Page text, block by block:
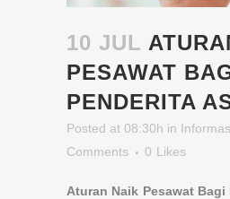
10 JUL
PESAWAT
PENDERITA
Posted at 08:30h in
Comments
0 Likes
Aturan Naik Pesawat Bagi